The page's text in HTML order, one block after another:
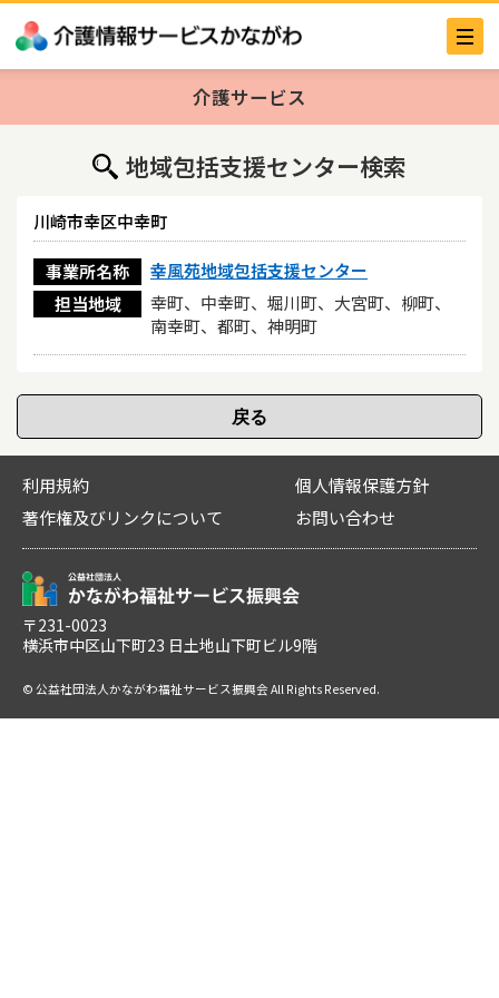
介護サービス
地域包括支援センター検索
川崎市幸区中幸町
事業所名称
幸風苑地域包括支援センター
担当地域
幸町、中幸町、堀川町、大宮町、柳町、
南幸町、都町、神明町
利用規約
個人情報保護方針
著作権及びリンクについて
お問い合わせ
〒231-0023
横浜市中区山下町23 日土地山下町ビル9階
© 公益社団法人かながわ福祉サービス振興会 All Rights Reserved.